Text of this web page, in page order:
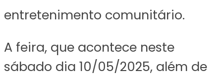
entretenimento comunitário.
A feira, que acontece neste
sábado dia 10/05/2025, além de